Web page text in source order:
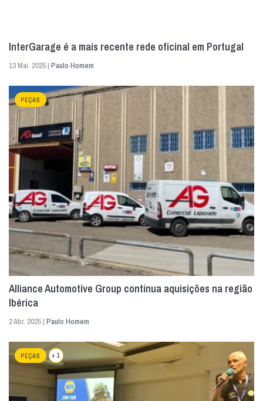
InterGarage é a mais recente rede oficinal em Portugal
13 Mai. 2025 | Paulo Homem
PEÇAS
Alliance Automotive Group continua aquisições na região
Ibérica
2 Abr. 2025 | Paulo Homem
PEÇAS + 1